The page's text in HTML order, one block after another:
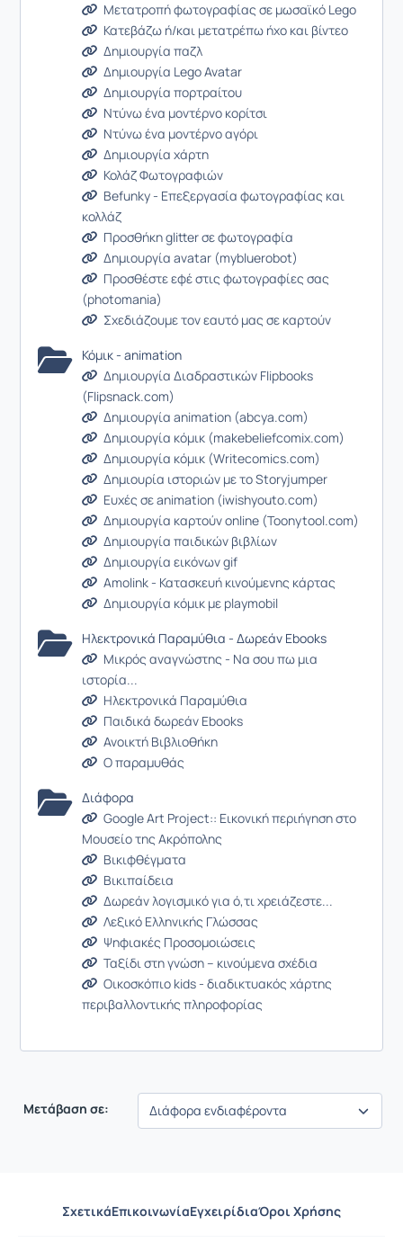
Μετατροπή φωτογραφίας σε μωσαϊκό Lego
Κατεβάζω ή/και μετατρέπω ήχο και βίντεο
Δημιουργία παζλ
Δημιουργία Lego Avatar
Δημιουργία πορτραίτου
Ντύνω ένα μοντέρνο κορίτσι
Ντύνω ένα μοντέρνο αγόρι
Δημιουργία χάρτη
Κολάζ Φωτογραφιών
Befunky - Επεξεργασία φωτογραφίας και
κολλάζ
Προσθήκη glitter σε φωτογραφία
Δημιουργία avatar (mybluerobot)
Προσθέστε εφέ στις φωτογραφίες σας
(photomania)
Σχεδιάζουμε τον εαυτό μας σε καρτούν
Κόμικ - animation
Δημιουργία Διαδραστικών Flipbooks
(Flipsnack.com)
Δημιουργία animation (abcya.com)
Δημιουργία κόμικ (makebeliefcomix.com)
Δημιουργία κόμικ (Writecomics.com)
Δημιουρία ιστοριών με το Storyjumper
Ευχές σε animation (iwishyouto.com)
Δημιουργία καρτούν online (Toonytool.com)
Δημιουργία παιδικών βιβλίων
Δημιουργία εικόνων gif
Amolink - Κατασκευή κινούμενης κάρτας
Δημιουργία κόμικ με playmobil
Ηλεκτρονικά Παραμύθια - Δωρεάν Ebooks
Μικρός αναγνώστης - Να σου πω μια
ιστορία...
Ηλεκτρονικά Παραμύθια
Παιδικά δωρεάν Ebooks
Ανοικτή Βιβλιοθήκη
Ο παραμυθάς
Διάφορα
Google Art Project:: Εικονική περιήγηση στο
Μουσείο της Ακρόπολης
Βικιφθέγματα
Βικιπαίδεια
Δωρεάν λογισμικό για ό,τι χρειάζεστε...
Λεξικό Ελληνικής Γλώσσας
Ψηφιακές Προσομοιώσεις
Ταξίδι στη γνώση – κινούμενα σχέδια
Οικοσκόπιο kids - διαδικτυακός χάρτης
περιβαλλοντικής πληροφορίας
Μετάβαση σε:
ΣχετικάΕπικοινωνίαΕγχειρίδιαΌροι Χρήσης